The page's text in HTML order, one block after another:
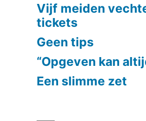
Vijf meiden
tickets
Geen tips
“Opgeven kan
Een slimme zet